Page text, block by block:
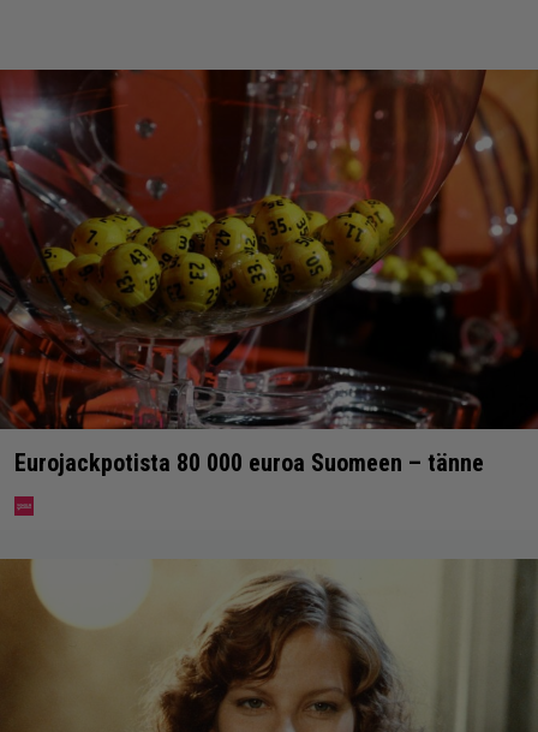
Eurojackpotista 80 000 euroa Suomeen – tänne